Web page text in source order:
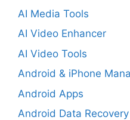
AI Media Tools
AI Video Enhancer
AI Video Tools
Android & iPhone
Android Apps
Android Data Recovery